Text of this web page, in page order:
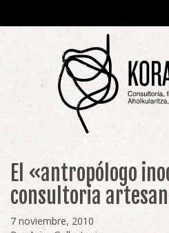
El «antropólogo
consultoria
7 noviembre, 2010